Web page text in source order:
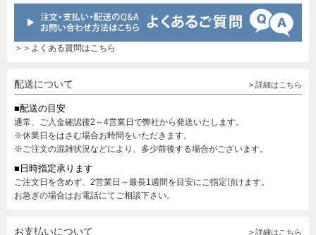
＞＞よくある質問はこちら
配送について > 詳細はこちら
■配送の目安
通常、ご入金確認後2～4営業日で弊社から発送いたします。
※休業日をはさむ場合お時間をいただきます。
※ご注文の混雑状況などにより、多少前後する場合がございます。
■日時指定承ります
ご注文日を含めず、2営業日～最長1週間を目安にご指定頂けます。
お急ぎの場合はお電話にてご相談下さい。
お支払いについて > 詳細はこちら